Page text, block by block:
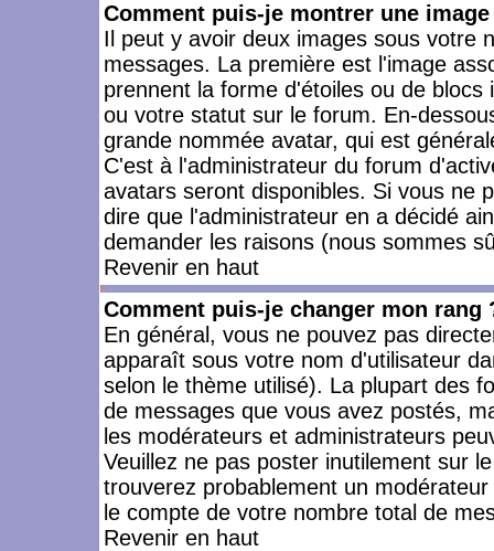
Comment puis-je montrer une
Il peut y avoir deux images sous votre
messages. La première est l'image
prennent la forme d'étoiles ou de
ou votre statut sur le forum. En-
grande nommée avatar, qui est
C'est à l'administrateur du forum
avatars seront disponibles. Si vous ne
dire que l'administrateur en a décidé
demander les raisons (nous sommes
Revenir en haut
Comment puis-je changer mon rang
En général, vous ne pouvez pas
apparaît sous votre nom d'utilisateur
selon le thème utilisé). La plupart des
de messages que vous avez postés,
les modérateurs et administrateurs
Veuillez ne pas poster inutilement sur
trouverez probablement un
le compte de votre nombre total de
Revenir en haut